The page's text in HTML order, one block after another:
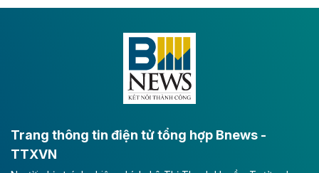
Đông A dài khoảng 25,1 km được kỳ vọng sẽ tạo động
lực phát triển kinh tế - xã hội khu vực phía Nam đồng
Long Thành
Tổng công ty Cảng hàng không Việt Nam - CTCP
Trang thông tin điện tử tổng hợp Bnews -
TTXVN